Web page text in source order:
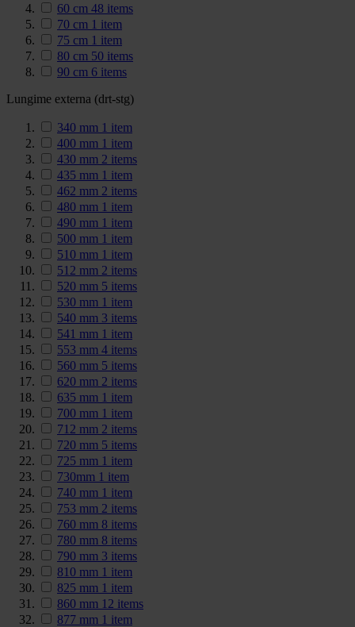
60 cm 48 items
70 cm 1 item
75 cm 1 item
80 cm 50 items
90 cm 6 items
Lungime externa (drt-stg)
340 mm 1 item
400 mm 1 item
430 mm 2 items
435 mm 1 item
462 mm 2 items
480 mm 1 item
490 mm 1 item
500 mm 1 item
510 mm 1 item
512 mm 2 items
520 mm 5 items
530 mm 1 item
540 mm 3 items
541 mm 1 item
553 mm 4 items
560 mm 5 items
620 mm 2 items
635 mm 1 item
700 mm 1 item
712 mm 2 items
720 mm 5 items
725 mm 1 item
730mm 1 item
740 mm 1 item
753 mm 2 items
760 mm 8 items
780 mm 8 items
790 mm 3 items
810 mm 1 item
825 mm 1 item
860 mm 12 items
877 mm 1 item